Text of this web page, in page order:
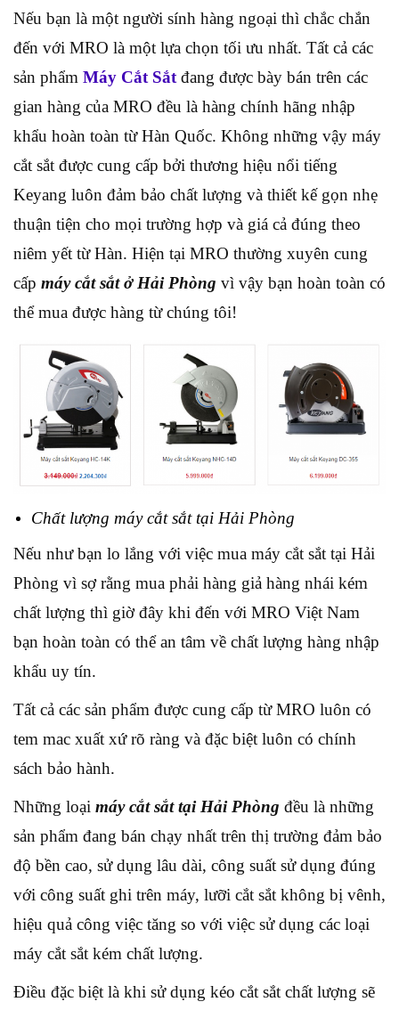
Nếu bạn là một người sính hàng ngoại thì chắc chắn
đến với MRO là một lựa chọn tối ưu nhất. Tất cả các
sản phẩm Máy Cắt Sắt đang được bày bán trên các
gian hàng của MRO đều là hàng chính hãng nhập
khẩu hoàn toàn từ Hàn Quốc. Không những vậy máy
cắt sắt được cung cấp bởi thương hiệu nổi tiếng
Keyang luôn đảm bảo chất lượng và thiết kế gọn nhẹ
thuận tiện cho mọi trường hợp và giá cả đúng theo
niêm yết từ Hàn. Hiện tại MRO thường xuyên cung
cấp máy cắt sắt ở Hải Phòng vì vậy bạn hoàn toàn có
thể mua được hàng từ chúng tôi!
Chất lượng máy cắt sắt tại Hải Phòng
Nếu như bạn lo lắng với việc mua máy cắt sắt tại Hải
Phòng vì sợ rằng mua phải hàng giả hàng nhái kém
chất lượng thì giờ đây khi đến với MRO Việt Nam
bạn hoàn toàn có thể an tâm về chất lượng hàng nhập
khẩu uy tín.
Tất cả các sản phẩm được cung cấp từ MRO luôn có
tem mac xuất xứ rõ ràng và đặc biệt luôn có chính
sách bảo hành.
Những loại máy cắt sắt tại Hải Phòng đều là những
sản phẩm đang bán chạy nhất trên thị trường đảm bảo
độ bền cao, sử dụng lâu dài, công suất sử dụng đúng
với công suất ghi trên máy, lưỡi cắt sắt không bị vênh,
hiệu quả công việc tăng so với việc sử dụng các loại
máy cắt sắt kém chất lượng.
Điều đặc biệt là khi sử dụng kéo cắt sắt chất lượng sẽ